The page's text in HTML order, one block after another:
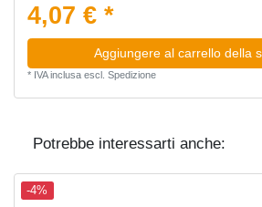
4,07 € *
Aggiungere al carrello della
* IVA inclusaescl. Spedizione
Potrebbe interessarti anche:
-4%